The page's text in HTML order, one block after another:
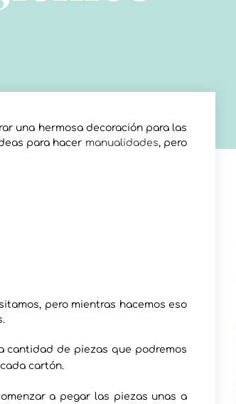
una hermosa decoración para las
para hacer manualidades, pero
pero mientras hacemos eso
cantidad de piezas que podremos
cartón.
a pegar las piezas unas a